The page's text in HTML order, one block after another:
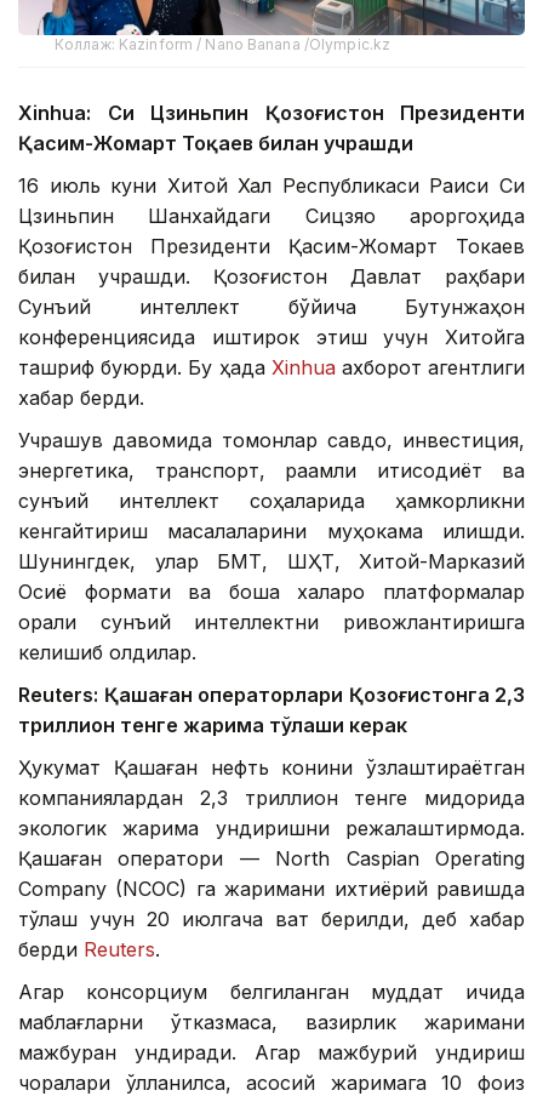
Коллаж: Kazinform / Nano Banana /Olympic.kz
Xinhuа: Си Цзиньпин Қозоғистон Президенти
Қасим-Жомарт Тоқаев билан учрашди
16 июль куни Хитой Халқ Республикаси Раиси Си
Цзиньпин Шанхайдаги Сицзяо қароргоҳида
Қозоғистон Президенти Қасим-Жомарт Токаев
билан учрашди. Қозоғистон Давлат раҳбари
Сунъий интеллект бўйича Бутунжаҳон
конференциясида иштирок этиш учун Хитойга
ташриф буюрди. Бу ҳақда Xinhuаахборот агентлиги
хабар берди.
Учрашув давомида томонлар савдо, инвестиция,
энергетика, транспорт, рақамли иқтисодиёт ва
сунъий интеллект соҳаларида ҳамкорликни
кенгайтириш масалаларини муҳокама қилишди.
Шунингдек, улар БМТ, ШҲТ, Хитой-Марказий
Осиё формати ва бошқа халқаро платформалар
орқали сунъий интеллектни ривожлантиришга
келишиб олдилар.
Reuters: Қашаған операторлари Қозоғистонга 2,3
триллион тенге жарима тўлаши керак
Ҳукумат Қашаған нефть конини ўзлаштираётган
компаниялардан 2,3 триллион тенге миқдорида
экологик жарима ундиришни режалаштирмоқда.
Қашаған оператори — North Caspian Operating
Company (NCOC) га жаримани ихтиёрий равишда
тўлаш учун 20 июлгача вақт берилди, деб хабар
берди Reuters.
Агар консорциум белгиланган муддат ичида
маблағларни ўтказмаса, вазирлик жаримани
мажбуран ундиради. Агар мажбурий ундириш
чоралари қўлланилса, асосий жаримага 10 фоиз